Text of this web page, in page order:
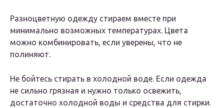
Разноцветную одежду стираем вместе при
минимально возможных температурах. Цвета
можно комбинировать, если уверены, что не
полиняют.
Не бойтесь стирать в холодной воде. Если одежда
не сильно грязная и нужно только освежить,
достаточно холодной воды и средства для стирки.